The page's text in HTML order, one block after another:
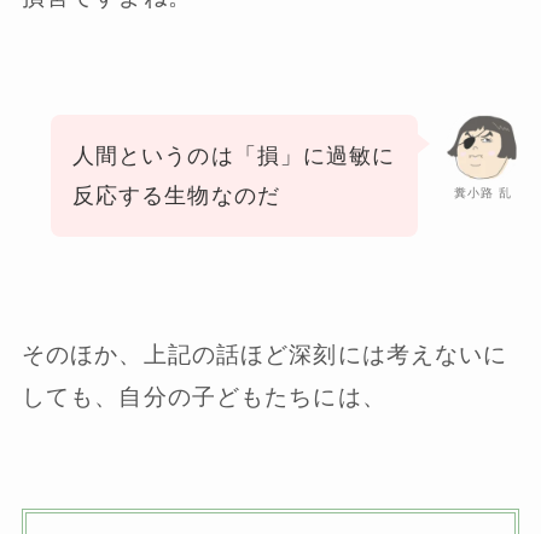
糞小路 乱
人間というのは「損」に過敏に
反応する生物なのだ
そのほか、上記の話ほど深刻には考えないに
しても、自分の子どもたちには、